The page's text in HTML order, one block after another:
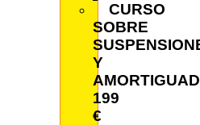
CURSO
SOBRE
Y
199
€